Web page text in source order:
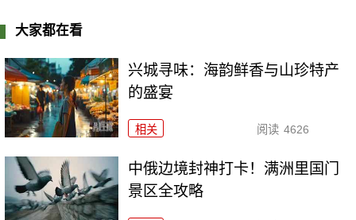
大家都在看
兴城寻味：海韵鲜香与山珍特产
的盛宴
相关 阅读 4626
中俄边境封神打卡！满洲里国门
景区全攻略